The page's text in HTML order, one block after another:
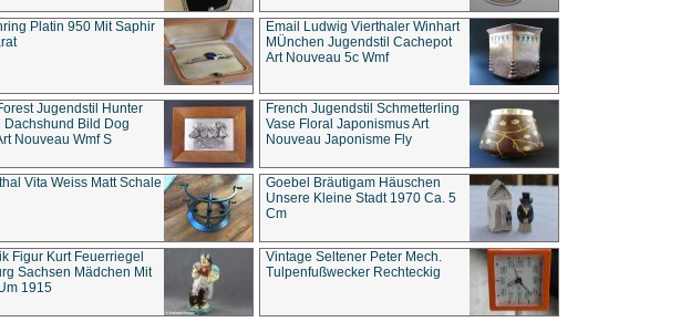
Platin 950 Mit Saphir
Email Ludwig Vierthaler Winhart
MÜnchen Jugendstil Cachepot
Art Nouveau 5c Wmf
Jugendstil Hunter
Dachshund Bild Dog
Nouveau Wmf S
French Jugendstil Schmetterling
Vase Floral Japonismus Art
Nouveau Japonisme Fly
Vita Weiss Matt Schale
Goebel Bräutigam Häuschen
Unsere Kleine Stadt 1970 Ca. 5
Cm
Figur Kurt Feuerriegel
Sachsen Mädchen Mit
1915
Vintage Seltener Peter Mech.
Tulpenfußwecker Rechteckig